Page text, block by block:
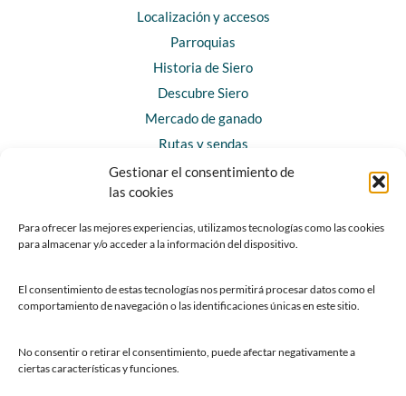
Gestionar el consentimiento de
las cookies
Para ofrecer las mejores experiencias, utilizamos tecnologías como las cookies
para almacenar y/o acceder a la información del dispositivo.
El consentimiento de estas tecnologías nos permitirá procesar datos como el
comportamiento de navegación o las identificaciones únicas en este sitio.
No consentir o retirar el consentimiento, puede afectar negativamente a
ciertas características y funciones.
Localización y accesos
Parroquias
Historia de Siero
Descubre Siero
Mercado de ganado
Rutas y sendas
Horarios y contacto
Teléfonos de interés
Chatbot Siero
SEDES ELECTRÓNICAS
Sede del Ayuntamiento de Siero